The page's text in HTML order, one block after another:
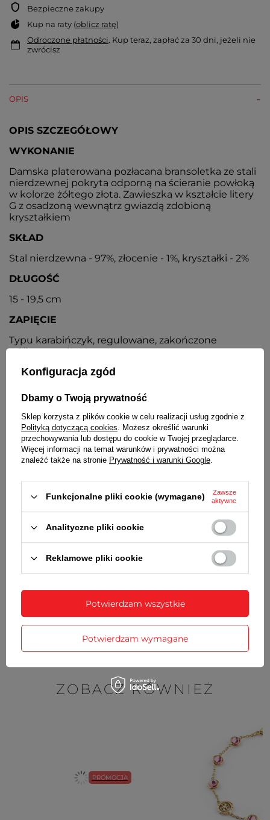
Bezpieczne zakupy
Kup na raty (oblicz ratę)
Odroczone płatności. Kup teraz, zapłać za 30 dni, jeżeli nie
zwrócisz
OPIS
OPIS SZCZEGÓŁOWY
WYKONANIE
Damska platerowana pozłacana bransoletka ze stali
nierdzewnej pokryta odporną na ścieranie powłoką
w kolorze żółtego złota. Zawieszka w kształcie litery
G z osadzoną wewnątrz gwiazdą zdobioną
kryształkiem
SKŁAD
Stal nierdzewna - 97%, złocenie - 1%, kryształki - 2%
DŁUGOŚĆ
15 - 19,5 cm
ZAPIĘCIE
Typu karabińczyk, regulowane, zakończone
trójkątem z logo
ŚREDNICA ZAWIESZKI
13 mm
SZEROKOŚĆ ŁAŃCUSZKA
2,9 mm
WAGA
OPINIE (0)
Potrzebujesz pomocy? Masz pytania?
Zadaj pytanie a my odpowiemy
niezwłocznie, najciekawsze pytania i
odpowiedzi publikując dla innych.
Zadaj pytanie
ZOBACZ RÓWNIEŻ
Konfiguracja zgód
Dbamy o Twoją prywatność
Sklep korzysta z plików cookie w celu realizacji usług zgodnie z
Polityką dotyczącą cookies. Możesz określić warunki
przechowywania lub dostępu do cookie w Twojej przeglądarce.
Więcej informacji na temat warunków i prywatności można
znaleźć także na stronie Prywatność i warunki Google.
Funkcjonalne pliki cookie (wymagane)
Zawsze
aktywne
Analityczne pliki cookie
Reklamowe pliki cookie
Potwierdzam wymagane
Potwierdzam wszystkie